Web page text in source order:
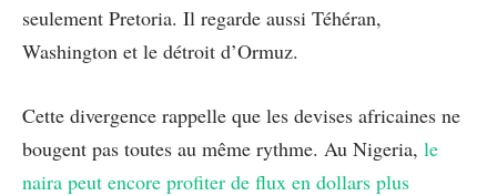
seulement Pretoria. Il regarde aussi Téhéran,
Washington et le détroit d’Ormuz.
Cette divergence rappelle que les devises africaines ne
bougent pas toutes au même rythme. Au Nigeria, le
naira peut encore profiter de flux en dollars plus